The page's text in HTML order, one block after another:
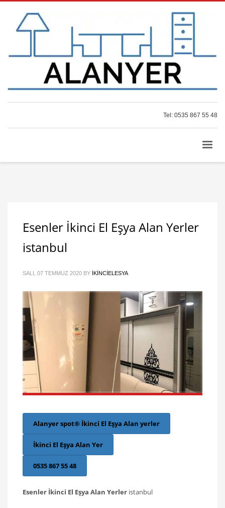
Tel: 0535 867 55 48
Esenler İkinci El Eşya Alan Yerler
istanbul
SALI, 07 TEMMUZ 2020 BY IKINCIELESYA
Alanyer spot® İkinci El Eşya Alan yerler
İkinci El Eşya Alan Yer
0535 867 55 48
Esenler İkinci El Eşya Alan Yerler istanbul